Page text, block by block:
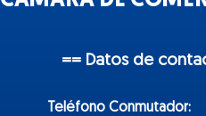
== Datos de
Teléfono Conmutador: